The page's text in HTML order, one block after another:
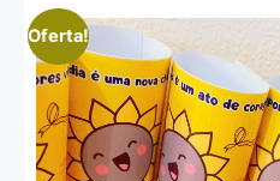
Oferta!